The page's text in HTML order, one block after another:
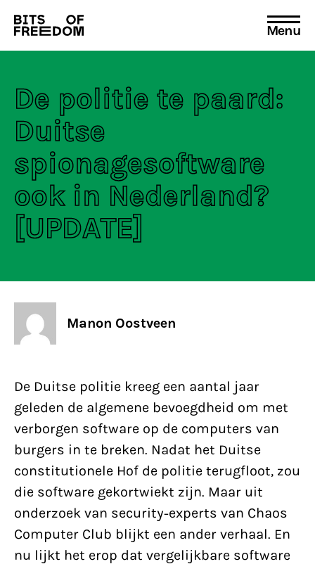
Search
for:
Menu
De politie te paard:
Duitse
spionagesoftware
ook in Nederland?
[UPDATE]
Manon Oostveen
De Duitse politie kreeg een aantal jaar
geleden de algemene bevoegdheid om met
verborgen software op de computers van
burgers in te breken. Nadat het Duitse
constitutionele Hof de politie terugfloot, zou
die software gekortwiekt zijn. Maar uit
onderzoek van security-experts van Chaos
Computer Club blijkt een ander verhaal. En
nu lijkt het erop dat vergelijkbare software